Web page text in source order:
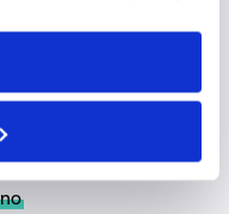
Sjøvoll
Møre og Romsdal